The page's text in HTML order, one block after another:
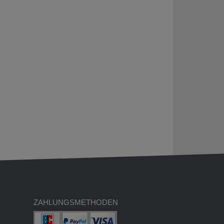
ZAHLUNGSMETHODEN